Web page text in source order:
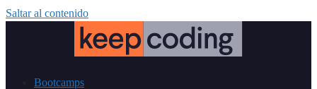
Saltar al contenido
Bootcamps